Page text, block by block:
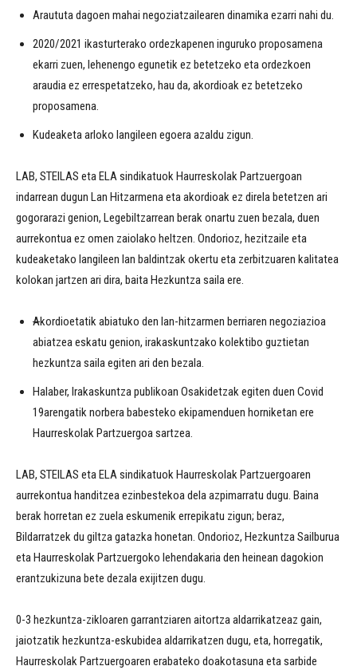
Araututa dagoen mahai negoziatzailearen dinamika ezarri nahi du.
2020/2021 ikasturterako ordezkapenen inguruko proposamena
ekarri zuen, lehenengo egunetik ez betetzeko eta ordezkoen
araudia ez errespetatzeko, hau da, akordioak ez betetzeko
proposamena.
Kudeaketa arloko langileen egoera azaldu zigun.
LAB, STEILAS eta ELA sindikatuok Haurreskolak Partzuergoan
indarrean dugun Lan Hitzarmena eta akordioak ez direla betetzen ari
gogorarazi genion, Legebiltzarrean berak onartu zuen bezala, duen
aurrekontua ez omen zaiolako heltzen. Ondorioz, hezitzaile eta
kudeaketako langileen lan baldintzak okertu eta zerbitzuaren kalitatea
kolokan jartzen ari dira, baita Hezkuntza saila ere.
Akordioetatik abiatuko den lan-hitzarmen berriaren negoziazioa
abiatzea eskatu genion, irakaskuntzako kolektibo guztietan
hezkuntza saila egiten ari den bezala.
Halaber, Irakaskuntza publikoan Osakidetzak egiten duen Covid
19arengatik norbera babesteko ekipamenduen horniketan ere
Haurreskolak Partzuergoa sartzea.
LAB, STEILAS eta ELA sindikatuok Haurreskolak Partzuergoaren
aurrekontua handitzea ezinbestekoa dela azpimarratu dugu. Baina
berak horretan ez zuela eskumenik errepikatu zigun; beraz,
Bildarratzek du giltza gatazka honetan. Ondorioz, Hezkuntza Sailburua
eta Haurreskolak Partzuergoko lehendakaria den heinean dagokion
erantzukizuna bete dezala exijitzen dugu.
0-3 hezkuntza-zikloaren garrantziaren aitortza aldarrikatzeaz gain,
jaiotzatik hezkuntza-eskubidea aldarrikatzen dugu, eta, horregatik,
Haurreskolak Partzuergoaren erabateko doakotasuna eta sarbide